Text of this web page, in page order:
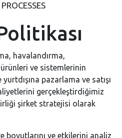
havalandırma,
ve sistemlerinin
pazarlama ve satışı
gerçekleştirdiğimiz
şirket stratejisi olarak
boyutlarını ve etkilerini analiz